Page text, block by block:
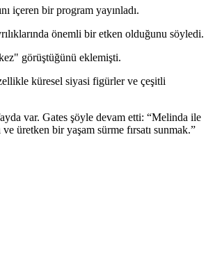
içeren bir program yayınladı.
önemli bir etken olduğunu söyledi.
görüştüğünü eklemişti.
küresel siyasi figürler ve çeşitli
var. Gates şöyle devam etti: “Melinda ile
üretken bir yaşam sürme fırsatı sunmak.”